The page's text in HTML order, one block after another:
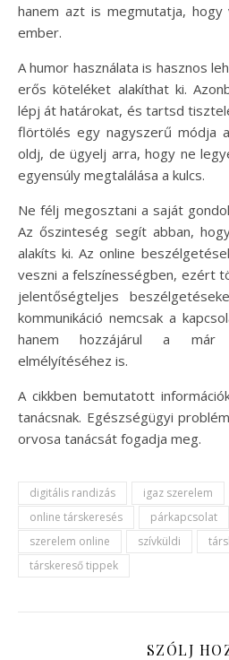
hanem azt is megmutatja, hogy
ember.
A humor használata is hasznos
erős köteléket alakíthat ki.
lépj át határokat, és tartsd
flörtölés egy nagyszerű módja
oldj, de ügyelj arra, hogy ne
egyensúly megtalálása a kulcs.
Ne félj megosztani a saját
Az őszinteség segít abban,
alakíts ki. Az online
veszni a felszínességben, ezért
jelentőségteljes
kommunikáció nemcsak a
hanem hozzájárul a már
elmélyítéséhez is.
A cikkben bemutatott
tanácsnak. Egészségügyi
orvosa tanácsát fogadja meg.
digitális randizás igaz szerelem
online társkeresés
párkapcsolat
szerelem online
szívküldi
társkereső tippek
SZÓLJ